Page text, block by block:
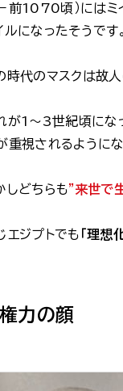
前1070頃）にはミ
ルになったそうです。
時代のマスクは故
が1～3世紀頃にな
重視されるようにな
しどちらも”来世で
エジプトでも 「理想
権力の顔